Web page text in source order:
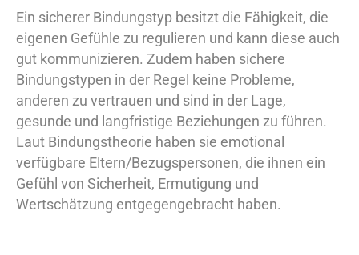
Ein sicherer Bindungstyp besitzt die Fähigkeit, die
eigenen Gefühle zu regulieren und kann diese auch
gut kommunizieren. Zudem haben sichere
Bindungstypen in der Regel keine Probleme,
anderen zu vertrauen und sind in der Lage,
gesunde und langfristige Beziehungen zu führen.
Laut Bindungstheorie haben sie emotional
verfügbare Eltern/Bezugspersonen, die ihnen ein
Gefühl von Sicherheit, Ermutigung und
Wertschätzung entgegengebracht haben.